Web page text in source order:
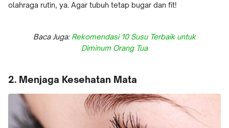
olahraga rutin, ya. Agar tubuh tetap bugar dan fit!
Baca Juga: Rekomendasi 10 Susu Terbaik untuk
Diminum Orang Tua
2. Menjaga Kesehatan Mata